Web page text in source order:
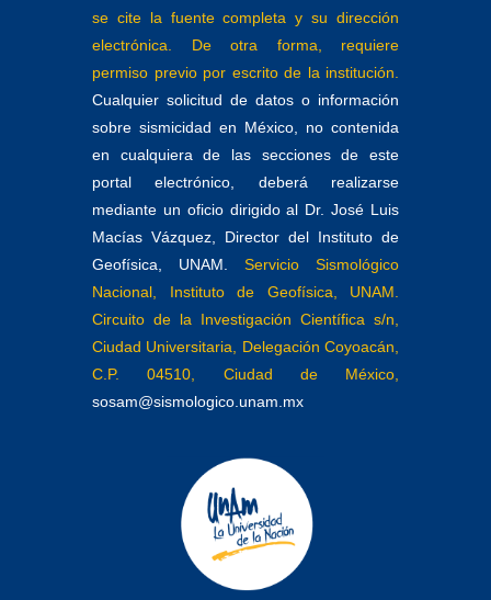
se cite la fuente completa y su dirección
electrónica. De otra forma, requiere
permiso previo por escrito de la institución.
Cualquier solicitud de datos o información
sobre sismicidad en México, no contenida
en cualquiera de las secciones de este
portal electrónico, deberá realizarse
mediante un oficio dirigido al Dr. José Luis
Macías Vázquez, Director del Instituto de
Geofísica, UNAM.
Servicio Sismológico
Nacional, Instituto de Geofísica, UNAM.
Circuito de la Investigación Científica s/n,
Ciudad Universitaria, Delegación Coyoacán,
C.P. 04510, Ciudad de México,
sosam@sismologico.unam.mx